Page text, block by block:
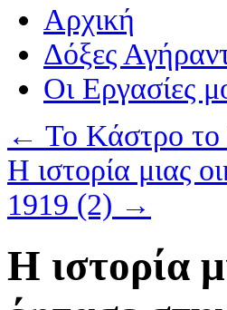
Αρχική
Δόξες
Οι Eργασίες
← Το Κάστρο το
Η ιστορία μιας
1919 (2) →
Η ιστορία